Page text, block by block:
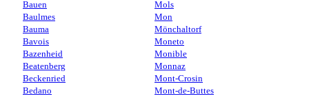
Bauen
Baulmes
Bauma
Bavois
Bazenheid
Beatenberg
Beckenried
Bedano
Mols
Mon
Mönchaltorf
Moneto
Monible
Monnaz
Mont-Crosin
Mont-de-Buttes